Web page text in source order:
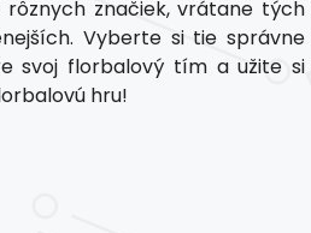
značiek, vrátane tých
Vyberte si tie správne
svoj florbalový tím a užite si
hru!